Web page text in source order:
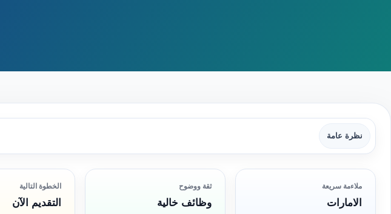
نظرة عامة
ملاءمة سريعة
الامارات
ثقة ووضوح
وظائف خالية
الخطوة التالية
التقديم الآن